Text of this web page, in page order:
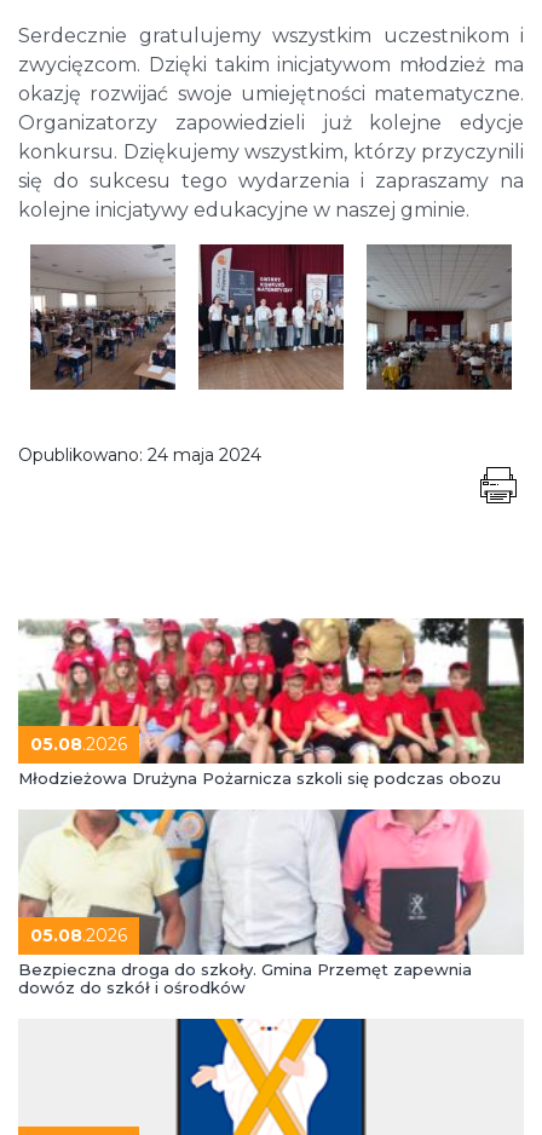
Serdecznie gratulujemy wszystkim uczestnikom i
zwycięzcom. Dzięki takim inicjatywom młodzież ma
okazję rozwijać swoje umiejętności matematyczne.
Organizatorzy zapowiedzieli już kolejne edycje
konkursu. Dziękujemy wszystkim, którzy przyczynili
się do sukcesu tego wydarzenia i zapraszamy na
kolejne inicjatywy edukacyjne w naszej gminie.
Opublikowano: 24 maja 2024
05.08.2026
Młodzieżowa Drużyna Pożarnicza szkoli się podczas obozu
05.08.2026
Bezpieczna droga do szkoły. Gmina Przemęt zapewnia
dowóz do szkół i ośrodków